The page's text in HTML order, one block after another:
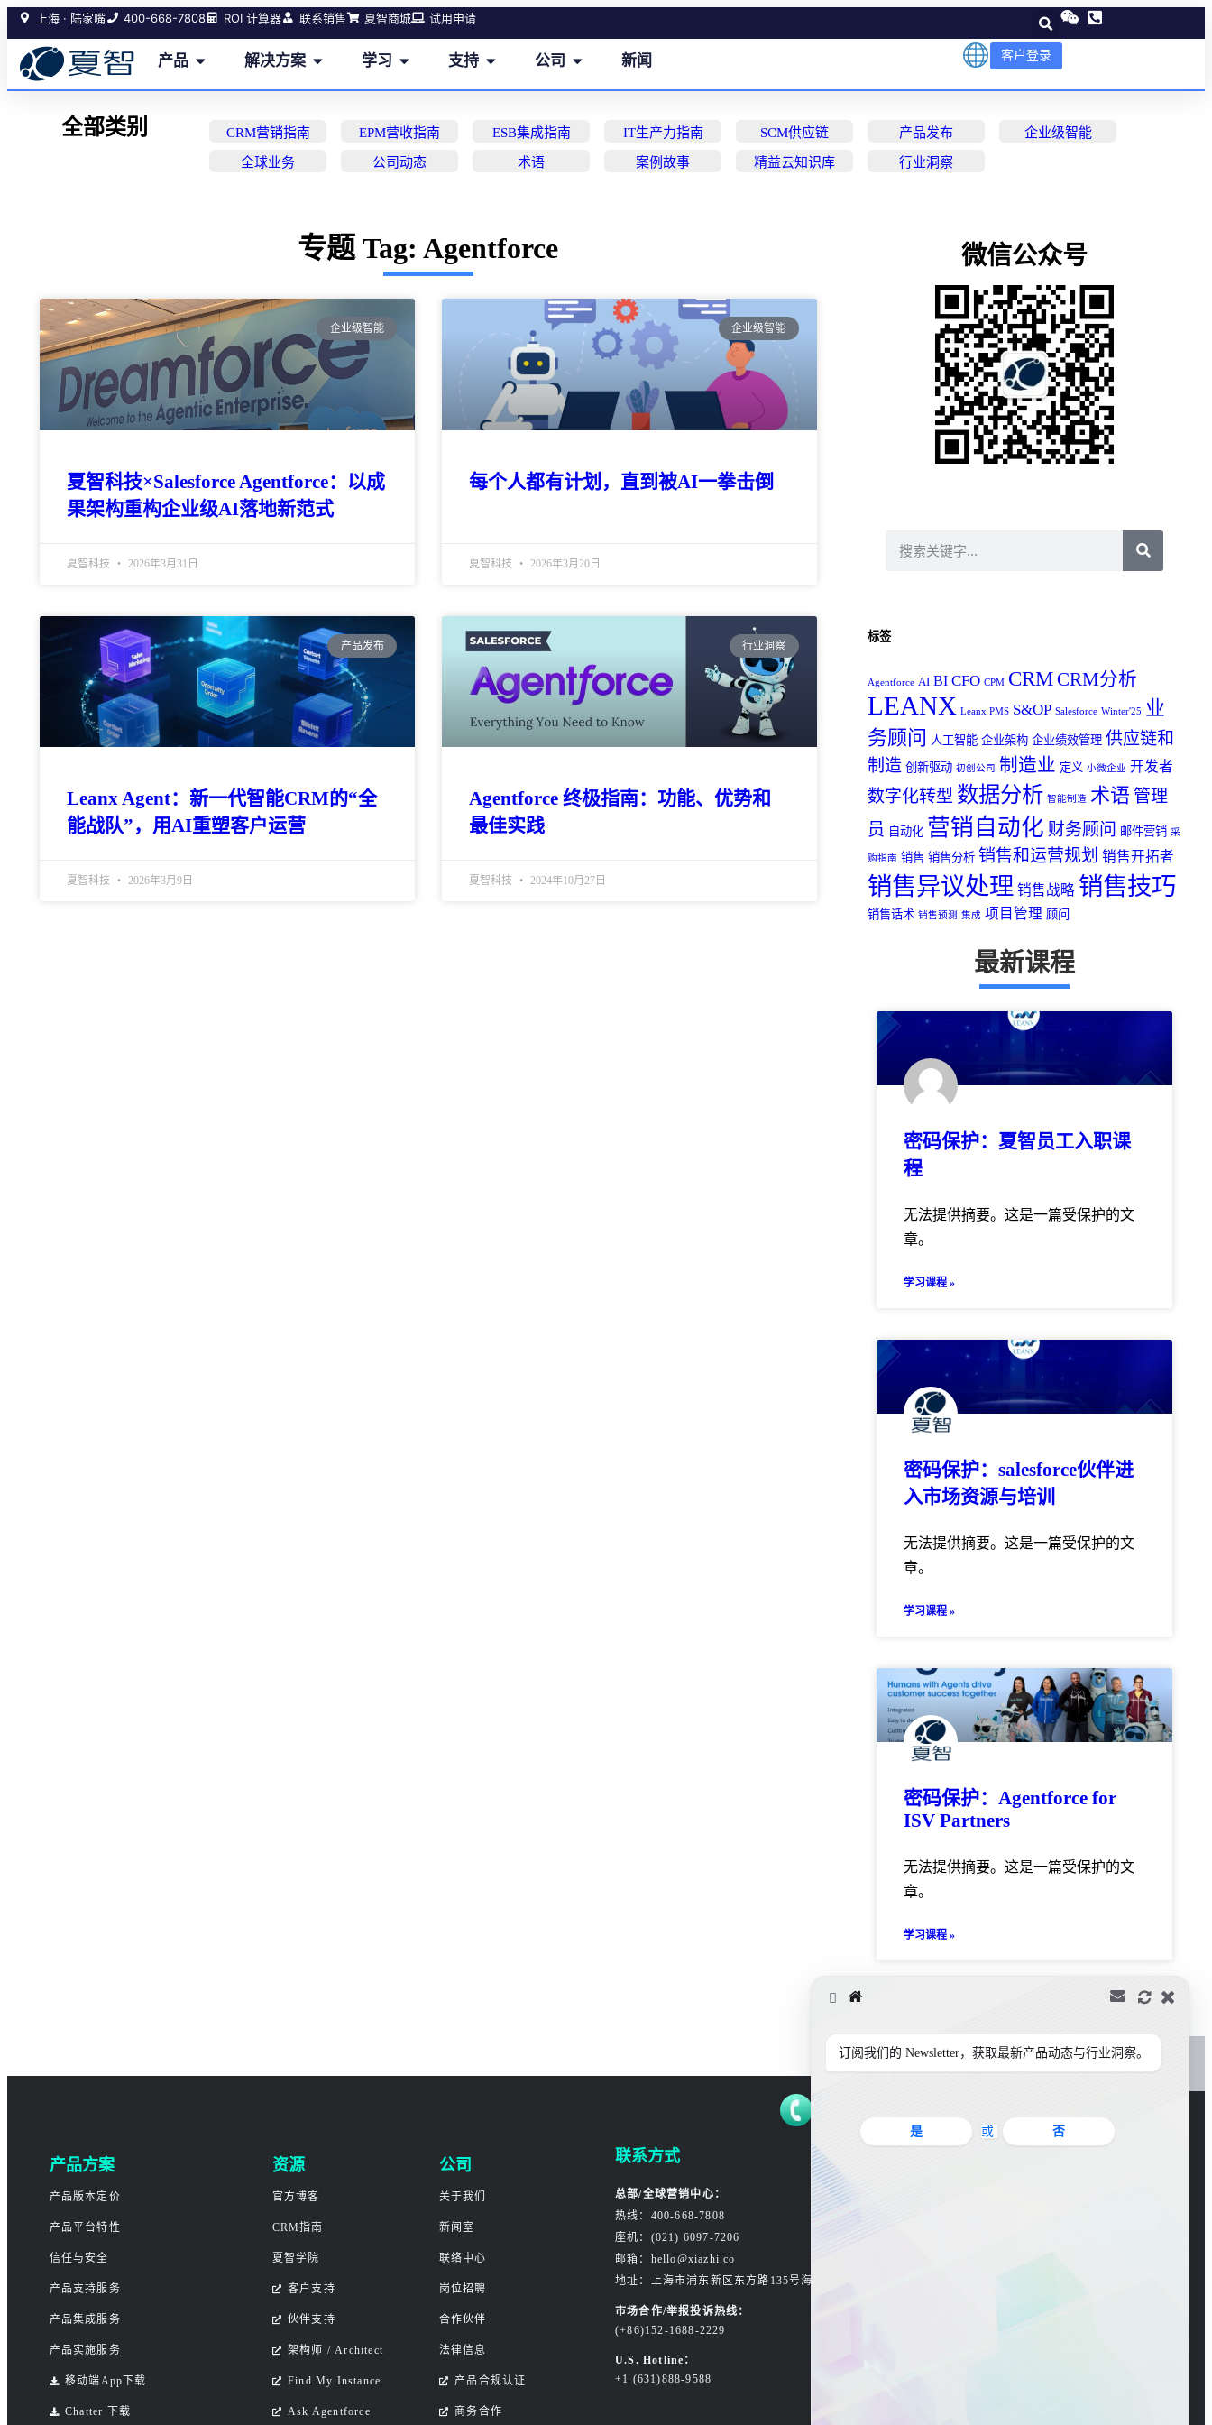
上海 · 陆家嘴 400-668-7808 ROI 计算器 联系销售 夏智商城 试用申请
产品 解决方案 学习 支持 公司 新闻 客户登录
全部类别 CRM营销指南 EPM营收指南 ESB集成指南 IT生产力指南 SCM供应链 产品发布 企业级智能
全球业务 公司动态 术语 案例故事 精益云知识库 行业洞察
专题 Tag: Agentforce
企业级智能
夏智科技×Salesforce Agentforce：以成
果架构重构企业级AI落地新范式
夏智科技 2026年3月31日
企业级智能
每个人都有计划，直到被AI一拳击倒
夏智科技 2026年3月20日
产品发布
Leanx Agent：新一代智能CRM的“全
能战队”，用AI重塑客户运营
夏智科技 2026年3月9日
行业洞察
Agentforce 终极指南：功能、优势和
最佳实践
夏智科技 2024年10月27日
微信公众号
标签
Agentforce AI BI CFO CPM CRMCRM分析
LEANX Leanx PMS S&OP Salesforce Winter'25
业
务顾问 人工智能 企业架构 企业绩效管理 供应链和
制造 创新驱动 初创公司 制造业 定义 小微企业 开发者
数字化转型 数据分析 智能制造 术语 管理
员 自动化 营销自动化 财务顾问 邮件营销 采
购指南 销售 销售分析 销售和运营规划 销售开拓者
销售异议处理 销售战略 销售技巧
销售话术 销售预测 集成 项目管理 顾问
最新课程
密码保护：夏智员工入职课
程
无法提供摘要。这是一篇受保护的文
章。
学习课程 »
密码保护：salesforce伙伴进
入市场资源与培训
无法提供摘要。这是一篇受保护的文
章。
学习课程 »
密码保护：Agentforce for
ISV Partners
无法提供摘要。这是一篇受保护的文
章。
学习课程 »
产品方案
产品版本定价
产品平台特性
信任与安全
产品支持服务
产品集成服务
产品实施服务
移动端App下载
Chatter 下载
资源
官方博客
CRM指南
夏智学院
客户支持
伙伴支持
架构师 / Architect
Find My Instance
Ask Agentforce
公司
关于我们
新闻室
联络中心
岗位招聘
合作伙伴
法律信息
产品合规认证
商务合作
联系方式
总部/全球营销中心：
热线：400-668-7808
座机：(021) 6097-7206
邮箱：hello@xiazhi.co
地址：上海市浦东新区东方路135号海东大楼3楼
市场合作/举报投诉热线：
(+86)152-1688-2229
U.S. Hotline：
+1 (631)888-9588
订阅我们的 Newsletter，获取最新产品动态与行业洞察。
是 或 否